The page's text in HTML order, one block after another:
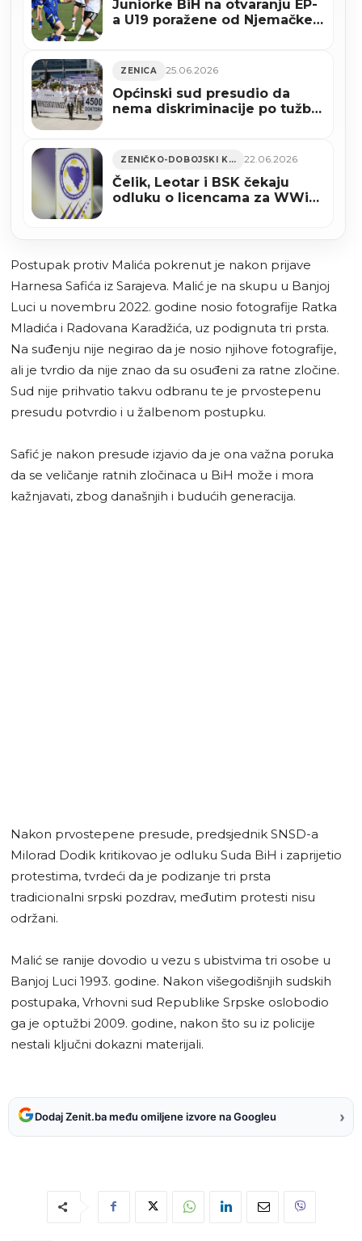
Juniorke BiH na otvaranju EP-
a U19 poražene od Njemačke
ZENICA 25.06.2026
Općinski sud presudio da
nema diskriminacije po tužbi
ZENIČKO-DOBOJSKI KANTON 22.06.2026
Čelik, Leotar i BSK čekaju
odluku o licencama za WWin
Postupak protiv Malića pokrenut je nakon prijave
Harnesa Safića iz Sarajeva. Malić je na skupu u Banjoj
Luci u novembru 2022. godine nosio fotografije Ratka
Mladića i Radovana Karadžića, uz podignuta tri prsta.
Na suđenju nije negirao da je nosio njihove fotografije,
ali je tvrdio da nije znao da su osuđeni za ratne zločine.
Sud nije prihvatio takvu odbranu te je prvostepenu
presudu potvrdio i u žalbenom postupku.
Safić je nakon presude izjavio da je ona važna poruka
da se veličanje ratnih zločinaca u BiH može i mora
kažnjavati, zbog današnjih i budućih generacija.
Nakon prvostepene presude, predsjednik SNSD-a
Milorad Dodik kritikovao je odluku Suda BiH i zaprijetio
protestima, tvrdeći da je podizanje tri prsta
tradicionalni srpski pozdrav, međutim protesti nisu
održani.
Malić se ranije dovodio u vezu s ubistvima tri osobe u
Banjoj Luci 1993. godine. Nakon višegodišnjih sudskih
postupaka, Vrhovni sud Republike Srpske oslobodio
ga je optužbi 2009. godine, nakon što su iz policije
nestali ključni dokazni materijali.
Dodaj Zenit.ba među omiljene izvore na Googleu ›